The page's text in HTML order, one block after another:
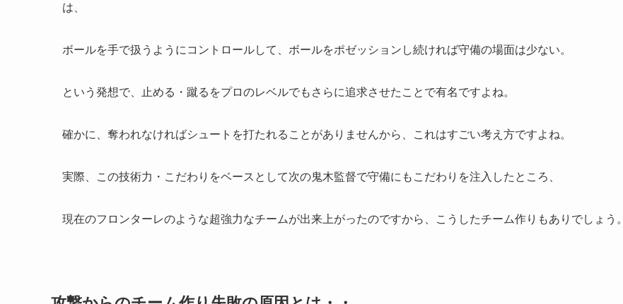
は、
ボールを手で扱うようにコントロールして、ボールをポゼッションし続ければ守備の場面は少ない。
という発想で、止める・蹴るをプロのレベルでもさらに追求させたことで有名ですよね。
確かに、奪われなければシュートを打たれることがありませんから、これはすごい考え方ですよね。
実際、この技術力・こだわりをベースとして次の鬼木監督で守備にもこだわりを注入したところ、
現在のフロンターレのような超強力なチームが出来上がったのですから、こうしたチーム作りもありでしょう。